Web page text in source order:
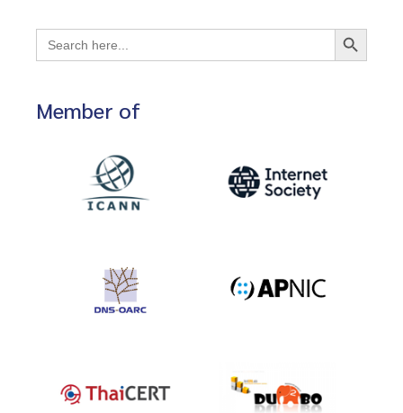
Search
for:
Search Button
Member of